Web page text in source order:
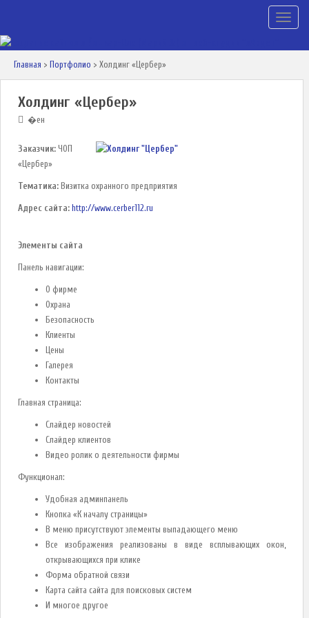
Главная > Портфолио > Холдинг «Цербер»
Холдинг «Цербер»
�ен
Заказчик: ЧОП
«Цербер»
Тематика: Визитка охранного предприятия
Адрес сайта: http://www.cerber112.ru
Элементы сайта
Панель навигации:
О фирме
Охрана
Безопасность
Клиенты
Цены
Галерея
Контакты
Главная страница:
Слайдер новостей
Слайдер клиентов
Видео ролик о деятельности фирмы
Функционал:
Удобная админпанель
Кнопка «К началу страницы»
В меню присутствуют элементы выпадающего меню
Все изображения реализованы в виде всплывающих окон,
открывающихся при клике
Форма обратной связи
Карта сайта сайта для поисковых систем
И многое другое